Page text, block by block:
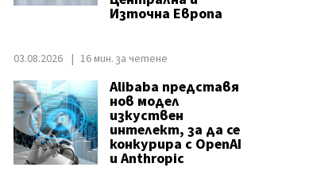
Източна Европа
03.08.2026 16 мин. за четене
Alibaba представя
нов модел
изкуствен
интелект, за да се
конкурира с OpenAI
и Anthropic